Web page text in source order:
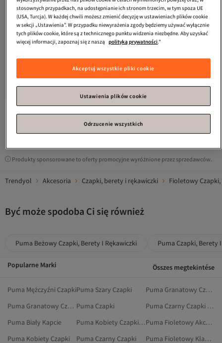
Essentials High Crown
Darmowa wysyłka
Produkty sponsorowane to oferty promocyjne wyróżnione przez sprzedawców.
Trendyol Akcesoria Czapki, berety i rękawiczki Fioletowy
Być może spodoba Ci się również
Puma Beżowy Czapki, Berety I Rękawiczki Puma Czapki, Berety
Popularne Marki Összes megtekintése
Puma Mężczyźni CzapkiPuma Szary Czapki
Puma Granatowy Czapki
Puma Granatowy Czapki Sportowe Puma Czapki
Puma Czarny Czapki Sportowe
Puma Biały Kapcie
Puma Kobiety Czapki Sportowe
Puma Fioletowy Akcesoria
Puma Kobiety Czapki
Puma Czarny Czapki
Puma Fioletowy Klapki Sportowe
stosownych przypadkach, na udostępnianie ich stronom trzecim, w tym spoza UE
(USA, Turcja). W każdej chwili możesz zmienić decyzję w ustawieniach plików cookie
w sekcji „Ustawienia”. W przypadku niewyrażenia zgody będziemy używać wyłącznie
tych plików cookie, które są z technicznego punktu widzenia niezbędne. Aby uzyskać
więcej informacji, zapoznaj się z naszą polityką prywatności."
Akceptuj wszystkie pliki cookie
Ustawienia plików cookie
Odrzucenie wszystkich